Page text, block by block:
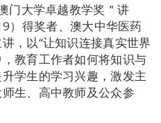
门大学卓越教学奖＂讲
）得奖者、澳大中华医药
，以“让知识连接真实世界
教育工作者如何将知识与
学生的学习兴趣，激发主
生、高中教师及公众参